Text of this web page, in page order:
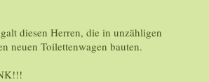
diesen Herren, die in unzähligen
neuen Toilettenwagen bauten.